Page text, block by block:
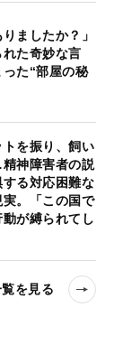
ましたか？」
た奇妙な言
た“部屋の秘
トを振り、飼い
神障害者の説
る対応困難な
。「この国で
が縛られてし
を見る